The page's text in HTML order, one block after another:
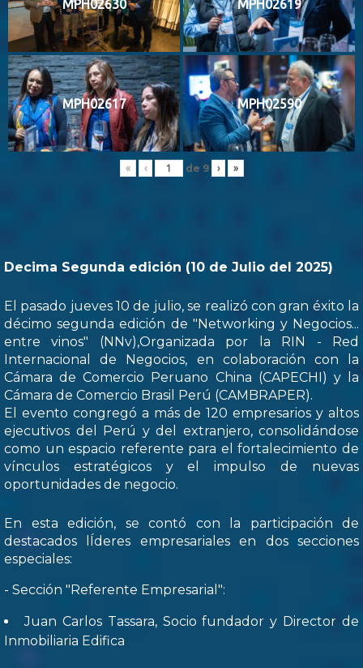
MPH02630 MPH02619
MPH02617 MPH02590
« ‹ de 9 › »
Decima Segunda edición (10 de Julio del 2025)
El pasado jueves 10 de julio, se realizó con gran éxito la
décimo segunda edición de "Networking y Negocios...
entre vinos" (NNv),Organizada por la RIN - Red
Internacional de Negocios, en colaboración con la
Cámara de Comercio Peruano China (CAPECHI) y la
Cámara de Comercio Brasil Perú (CAMBRAPER).
El evento congregó a más de 120 empresarios y altos
ejecutivos del Perú y del extranjero, consolidándose
como un espacio referente para el fortalecimiento de
vínculos estratégicos y el impulso de nuevas
oportunidades de negocio.
En esta edición, se contó con la participación de
destacados lÍderes empresariales en dos secciones
especiales:
- Sección "Referente Empresarial":
Juan Carlos Tassara, Socio fundador y Director de
Inmobiliaria Edifica